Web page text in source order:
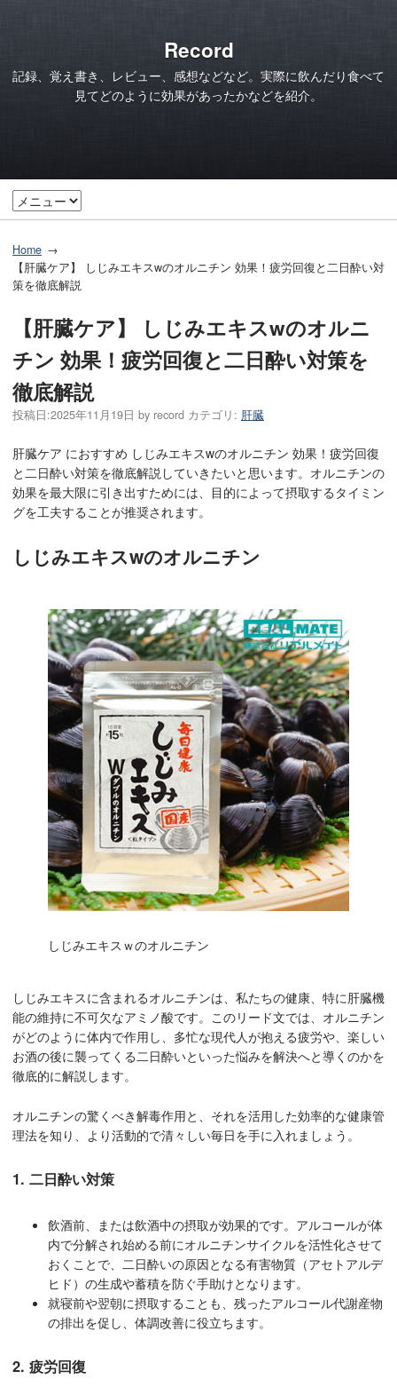
Record
記録、覚え書き、レビュー、感想などなど。実際に飲んだり食べて
見てどのように効果があったかなどを紹介。
Home
【肝臓ケア】 しじみエキスwのオルニチン 効果！疲労回復と二日酔い対
策を徹底解説
【肝臓ケア】 しじみエキスwのオルニ
チン 効果！疲労回復と二日酔い対策を
徹底解説
投稿日:2025年11月19日 by record カテゴリ: 肝臓
肝臓ケア におすすめ しじみエキスwのオルニチン 効果！疲労回復
と二日酔い対策を徹底解説していきたいと思います。オルニチンの
効果を最大限に引き出すためには、目的によって摂取するタイミン
グを工夫することが推奨されます。
しじみエキスwのオルニチン
しじみエキスｗのオルニチン
しじみエキスに含まれるオルニチンは、私たちの健康、特に肝臓機
能の維持に不可欠なアミノ酸です。このリード文では、オルニチン
がどのように体内で作用し、多忙な現代人が抱える疲労や、楽しい
お酒の後に襲ってくる二日酔いといった悩みを解決へと導くのかを
徹底的に解説します。
オルニチンの驚くべき解毒作用と、それを活用した効率的な健康管
理法を知り、より活動的で清々しい毎日を手に入れましょう。
1. 二日酔い対策
飲酒前、または飲酒中の摂取が効果的です。アルコールが体
内で分解され始める前にオルニチンサイクルを活性化させて
おくことで、二日酔いの原因となる有害物質（アセトアルデ
ヒド）の生成や蓄積を防ぐ手助けとなります。
就寝前や翌朝に摂取することも、残ったアルコール代謝産物
の排出を促し、体調改善に役立ちます。
2. 疲労回復